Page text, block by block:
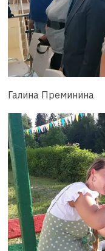
Галина Преминина